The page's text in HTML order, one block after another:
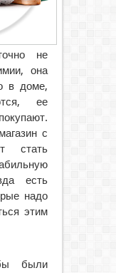
не
она
в доме,
ее
с
стать
есть
надо
этим
были